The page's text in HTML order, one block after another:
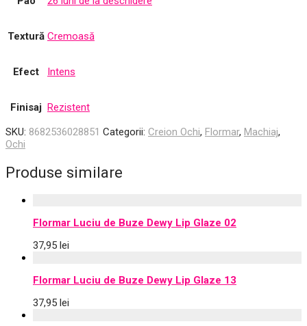
Textură Cremoasă
Efect Intens
Finisaj Rezistent
SKU: 8682536028851 Categorii: Creion Ochi, Flormar, Machiaj,
Ochi
Produse similare
Flormar Luciu de Buze Dewy Lip Glaze 02
37,95 lei
Flormar Luciu de Buze Dewy Lip Glaze 13
37,95 lei